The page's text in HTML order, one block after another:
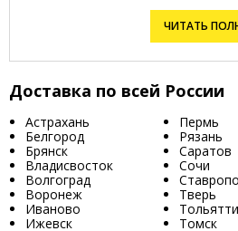
ЧИТАТЬ
Доставка по всей России
Астрахань
Белгород
Брянск
Владисвосток
Волгоград
Воронеж
Иваново
Ижевск
Пермь
Рязань
Саратов
Сочи
Тверь
Тольятти
Томск